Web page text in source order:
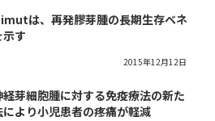
は、再発膠芽腫の長期生存ベネ
す
2015年12月12日
芽細胞腫に対する免疫療法の新た
より小児患者の疼痛が軽減